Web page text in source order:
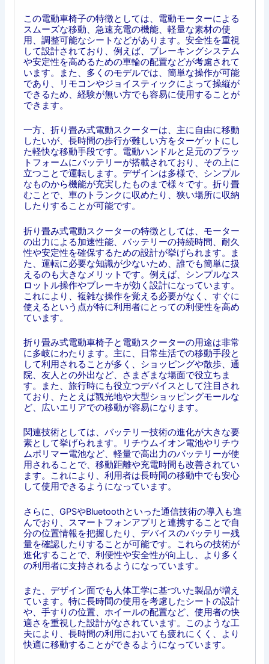
この電動車椅子の特徴としては、電動モーターによる
スムーズな移動、急速充電の機能、軽量な素材の使
用、調整可能なシートなどがあります。安全性を重視
して設計されており、例えば、ブレーキングシステム
や安定性を高めるための車輪の配置などが考慮されて
います。また、多くのモデルでは、簡単な操作が可能
であり、リモコンやジョイスティックによって操縦が
できるため、経験が無い方でも容易に使用することが
できます。
一方、折り畳み式電動スクーターは、主に自由に移動
したいが、長時間の歩行が難しい方をターゲットにし
た軽快な移動手段です。電動ハンドルと足元のプラッ
トフォームにバッテリーが搭載されており、その上に
立つことで運転します。デザインは多様で、シンプル
なものから機能が充実したものまで様々です。折り畳
むことで、車のトランクに収めたり、狭い場所に収納
したりすることが可能です。
折り畳み式電動スクーターの特徴としては、モーター
の出力による加速性能、バッテリーの持続時間、耐久
性や安定性を確保するための設計が挙げられます。ま
た、運転に必要な知識が少ないため、誰でも簡単に扱
えるのも大きなメリットです。例えば、シンプルなス
ロットル操作やブレーキが効く設計になっています。
これにより、複雑な操作を覚える必要がなく、すぐに
使えるという点が特に利用者にとっての利便性を高め
ています。
折り畳み式電動車椅子と電動スクーターの用途は非常
に多岐にわたります。主に、日常生活での移動手段と
して利用されることが多く、ショッピングや散歩、通
院、友人との外出など、さまざまな場面で役立ちま
す。また、旅行時にも役立つデバイスとして注目され
ており、たとえば観光地や大型ショッピングモールな
ど、広いエリアでの移動が容易になります。
関連技術としては、バッテリー技術の進化が大きな要
素として挙げられます。リチウムイオン電池やリチウ
ムポリマー電池など、軽量で高出力のバッテリーが使
用されることで、移動距離や充電時間も改善されてい
ます。これにより、利用者は長時間の移動中でも安心
して使用できるようになっています。
さらに、GPSやBluetoothといった通信技術の導入も進
んでおり、スマートフォンアプリと連携することで自
分の位置情報を把握したり、デバイスのバッテリー残
量を確認したりすることが可能です。これらの技術が
進化することで、利便性や安全性が向上し、より多く
の利用者に支持されるようになっています。
また、デザイン面でも人体工学に基づいた製品が増え
ています。特に長時間の使用を考慮したシートの設計
や、手すりの位置、ホイールの配置など、使用者の快
適さを重視した設計がなされています。このような工
夫により、長時間の利用においても疲れにくく、より
快適に移動することができるようになっています。